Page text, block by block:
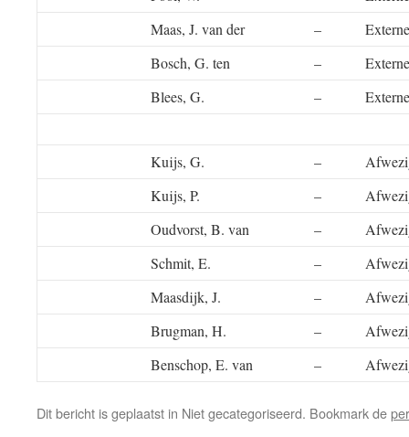
Maas, J. van der
–
Bosch, G. ten
–
Blees, G.
–
Kuijs, G. –
Kuijs, P.
–
Oudvorst, B. van
–
Schmit, E.
–
Maasdijk, J.
–
Brugman, H.
–
Benschop, E. van
–
Dit bericht is geplaatst in Niet gecategoriseerd. Bookmark de